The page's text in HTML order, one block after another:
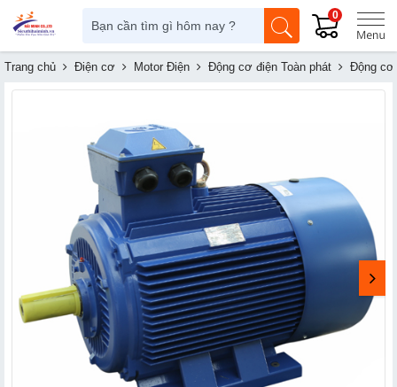
0
Trang chủ Điện cơ Motor Điện Động cơ điện Toàn phát Động cơ